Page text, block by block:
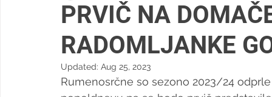
PRVIČ NA
RADOMLJANKE
Updated: Aug 25, 2023
Rumenosrčne so sezono 2023/24